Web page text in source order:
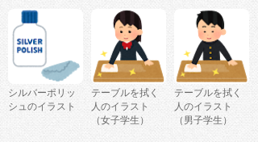
シルバーポリッ
シュのイラスト
テーブルを拭く
人のイラスト
（女子学生）
テーブルを拭く
人のイラスト
（男子学生）